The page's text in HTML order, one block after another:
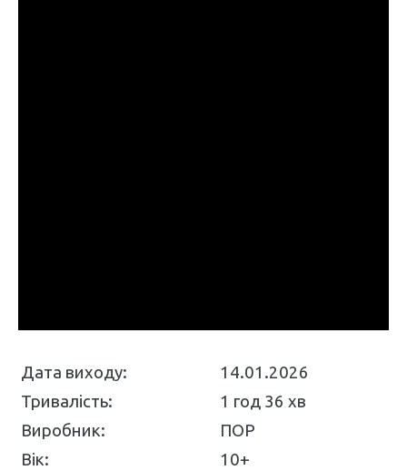
Дата виходу:
14.01.2026
Тривалість:
1 год 36 хв
Виробник:
ПОР
Вік:
10+